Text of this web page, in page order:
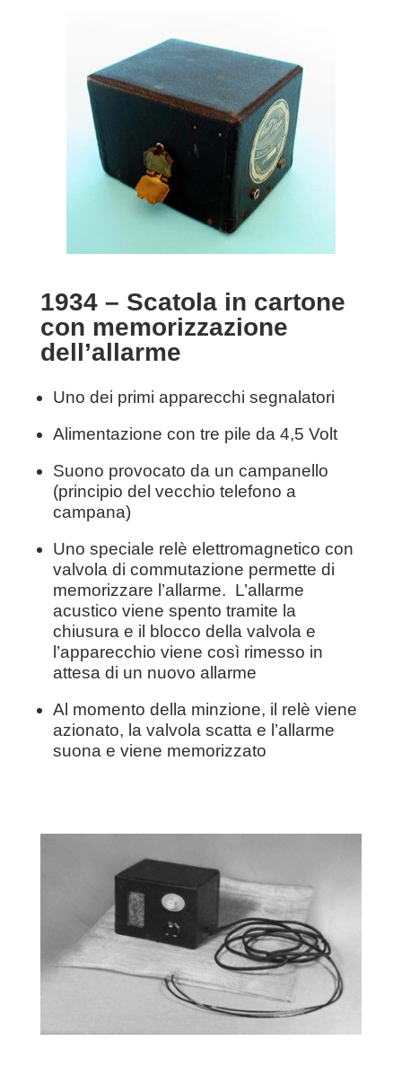
1934 – Scatola in cartone
con memorizzazione
dell’allarme
Uno dei primi apparecchi segnalatori
Alimentazione con tre pile da 4,5 Volt
Suono provocato da un campanello
(principio del vecchio telefono a
campana)
Uno speciale relè elettromagnetico con
valvola di commutazione permette di
memorizzare l’allarme. L’allarme
acustico viene spento tramite la
chiusura e il blocco della valvola e
l’apparecchio viene così rimesso in
attesa di un nuovo allarme
Al momento della minzione, il relè viene
azionato, la valvola scatta e l’allarme
suona e viene memorizzato